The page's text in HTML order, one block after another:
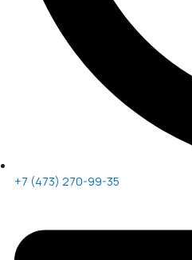
+7 (473) 270-99-35